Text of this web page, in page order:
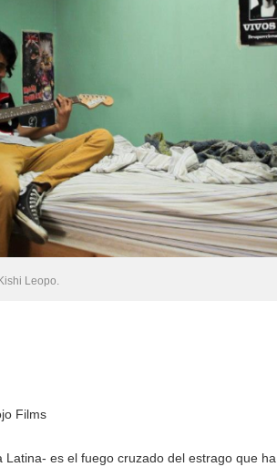
Leopo.
Films
Latina- es el fuego cruzado del estrago que ha